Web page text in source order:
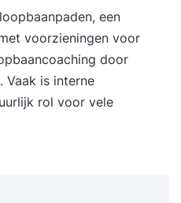
een
voorzieningen voor
door
Vaak is interne
rol voor vele